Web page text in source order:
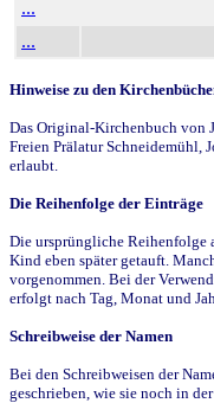
...
...
Hinweise zu den
Das Original-Kirchenbuch von
Freien Prälatur Schneidemühl,
erlaubt.
Die Reihenfolge der Einträge
Die ursprüngliche Reihenfolge
Kind eben später getauft.
vorgenommen. Bei der
erfolgt nach Tag, Monat und
Schreibweise der Namen
Bei den Schreibweisen der
geschrieben, wie sie noch in